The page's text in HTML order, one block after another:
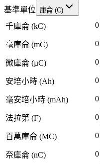
基準單位 庫侖 (C)
千庫侖 (kC) 0
毫庫侖 (mC) 0
微庫侖 (µC) 0
安培小時 (Ah) 0
毫安培小時 (mAh) 0
法拉第 (F) 0
百萬庫侖 (MC) 0
奈庫侖 (nC) 0